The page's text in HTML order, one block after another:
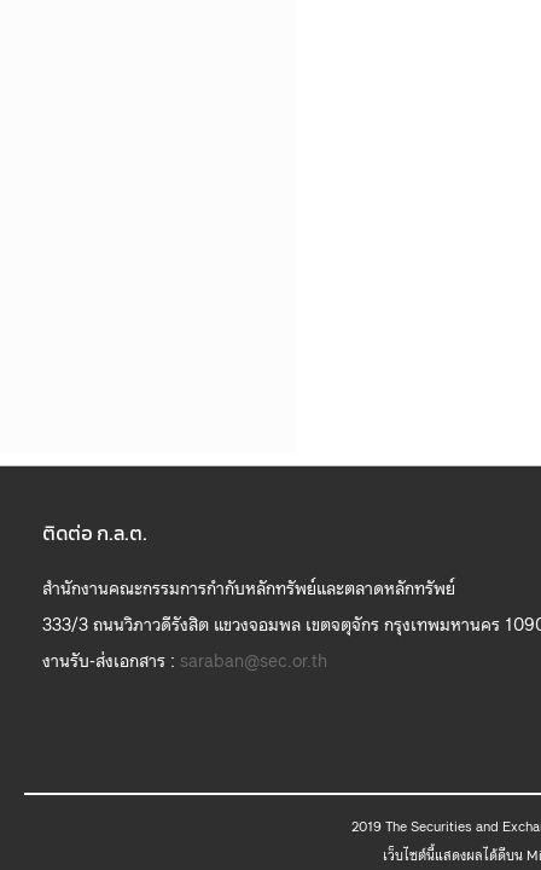
ติดต่อ ก.ล.ต.
สำนักงานคณะกรรมการกำกับหลักทรัพย์และตลาดหลักทรัพย์
333/3 ถนนวิภาวดีรังสิต แขวงจอมพล เขตจตุจักร กรุงเทพมหานคร
งานรับ-ส่งเอกสาร : saraban@sec.or.th
2019
เว็บไซต์นี้แสดงผลได้ดีบน